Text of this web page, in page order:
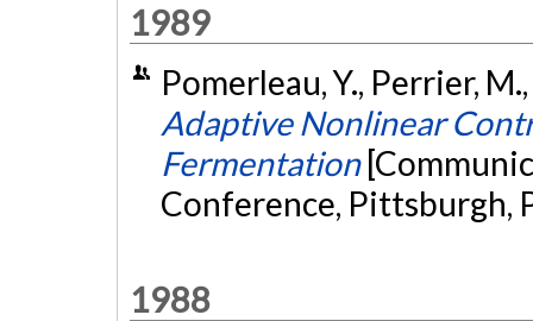
1989
Pomerleau, Y., Perrier,
Adaptive Nonlinear
Fermentation
Conference, Pittsburgh,
1988